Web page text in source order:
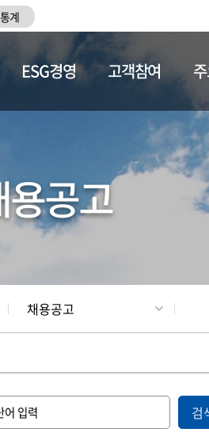
계
채용정보
ESG경영 고객참여
공고
채용공고
검